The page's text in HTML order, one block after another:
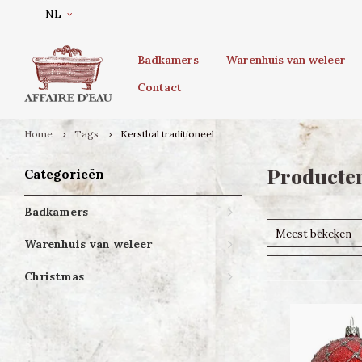
NL
Badkamers
Warenhuis van weleer
Contact
Home Tags Kerstbal traditioneel
Categorieën
Badkamers
Warenhuis van weleer
Christmas
Meest bekeken